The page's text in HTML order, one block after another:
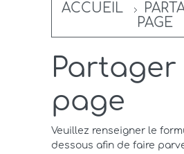
ACCUEIL
PAGE
Partager
page
Veuillez renseigner le
dessous afin de faire